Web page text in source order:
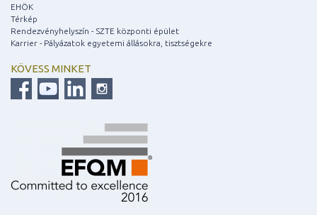
EHÖK
Térkép
Rendezvényhelyszín - SZTE központi épület
Karrier - Pályázatok egyetemi állásokra, tisztségekre
KÖVESS MINKET